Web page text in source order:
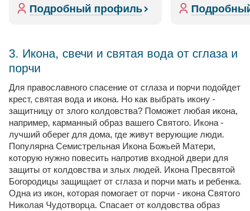
Подробный профиль
3. Икона, свечи и святая вода от сглаза и
порчи
Для православного спасение от сглаза и порчи подойдет
крест, святая вода и икона. Но как выбрать икону -
защитницу от злого колдовства? Поможет любая икона,
например, карманный образ вашего Святого. Икона -
лучший оберег для дома, где живут верующие люди.
Популярна Семистрельная Икона Божьей Матери,
которую нужно повесить напротив входной двери для
защиты от колдовства и злых людей. Икона Пресвятой
Богородицы защищает от сглаза и порчи мать и ребенка.
Одна из икон, которая помогает от порчи - икона Святого
Николая Чудотворца. Спасает от колдовства образ